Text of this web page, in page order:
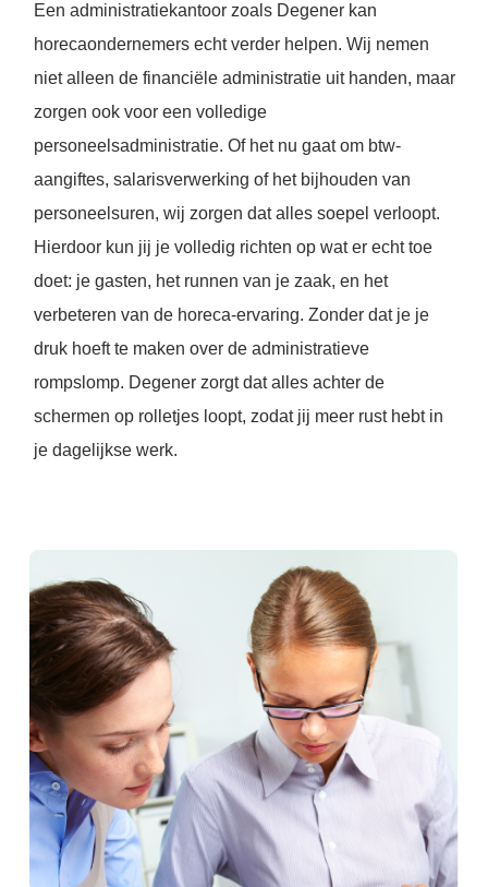
Een administratiekantoor zoals Degener kan
horecaondernemers echt verder helpen. Wij nemen
niet alleen de financiële administratie uit handen, maar
zorgen ook voor een volledige
personeelsadministratie. Of het nu gaat om btw-
aangiftes, salarisverwerking of het bijhouden van
personeelsuren, wij zorgen dat alles soepel verloopt.
Hierdoor kun jij je volledig richten op wat er echt toe
doet: je gasten, het runnen van je zaak, en het
verbeteren van de horeca-ervaring. Zonder dat je je
druk hoeft te maken over de administratieve
rompslomp. Degener zorgt dat alles achter de
schermen op rolletjes loopt, zodat jij meer rust hebt in
je dagelijkse werk.